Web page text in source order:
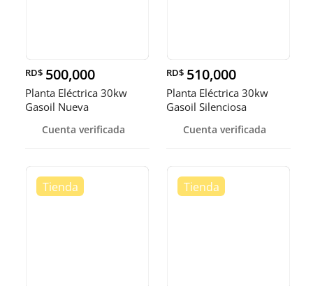
RD$ 500,000
Planta Eléctrica 30kw
Gasoil Nueva
Cuenta verificada
RD$ 510,000
Planta Eléctrica 30kw
Gasoil Silenciosa
Cuenta verificada